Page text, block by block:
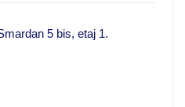
5 bis, etaj 1.